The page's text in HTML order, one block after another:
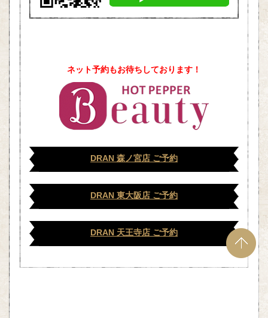
ネット予約もお待ちしております！
DRAN 森ノ宮店 ご予約
DRAN 東大阪店 ご予約
DRAN 天王寺店 ご予約